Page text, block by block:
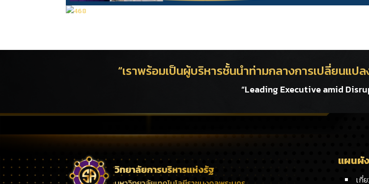
“เราพร้อมเป็นผู้บริหารชั้นนำท่ามกลางการเปลี่ยนแป
“Leading Executive amid
แผนผั
เกี่